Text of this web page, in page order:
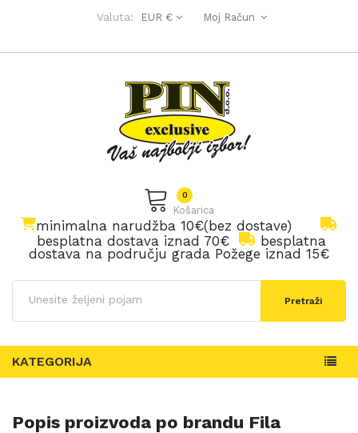
Valuta: EUR € Moj Račun
Košarica
0
minimalna narudžba 10€(bez dostave)
besplatna dostava iznad 70€
besplatna
dostava na području grada Požege iznad 15€
Pretraži
KATEGORIJA
Popis proizvoda po brandu Fila